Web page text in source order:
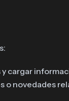
cargar
o novedades